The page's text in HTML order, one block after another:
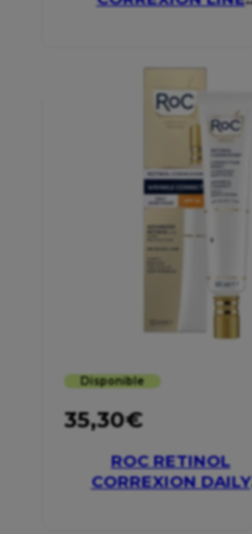
Disponible
35,30€
ROC RETINOL
CORREXION DAILY